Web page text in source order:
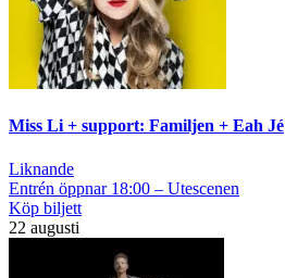
Miss Li + support: Familjen + Eah Jé
Liknande
Entrén öppnar 18:00 – Utescenen
Köp biljett
22 augusti